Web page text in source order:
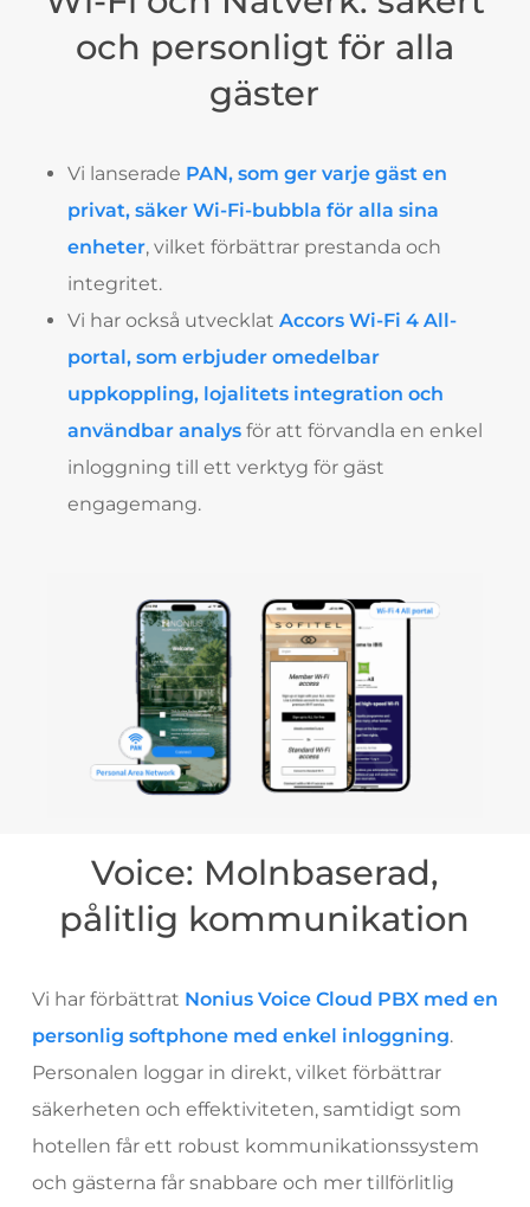
och personligt för alla
gäster
Vi lanserade PAN, som ger varje gäst en
privat, säker Wi-Fi-bubbla för alla sina
enheter, vilket förbättrar prestanda och
integritet.
Vi har också utvecklat Accors Wi-Fi 4 All-
portal, som erbjuder omedelbar
uppkoppling, lojalitets integration och
användbar analysför att förvandla en enkel
inloggning till ett verktyg för gäst
engagemang.
Voice: Molnbaserad,
pålitlig kommunikation
Vi har förbättrat Nonius Voice Cloud PBX med en
personlig softphone med enkel inloggning.
Personalen loggar in direkt, vilket förbättrar
säkerheten och effektiviteten, samtidigt som
hotellen får ett robust kommunikationssystem
och gästerna får snabbare och mer tillförlitlig